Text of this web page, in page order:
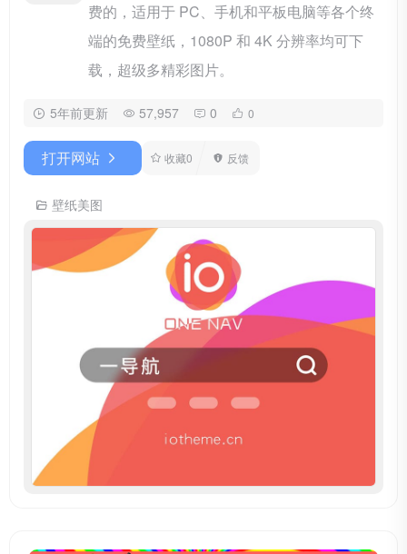
费的，适用于 PC、手机和平板电脑等各个终
端的免费壁纸，1080P 和 4K 分辨率均可下
载，超级多精彩图片。
5年前更新 57,957 0 0
打开网站 收藏0 反馈
壁纸美图